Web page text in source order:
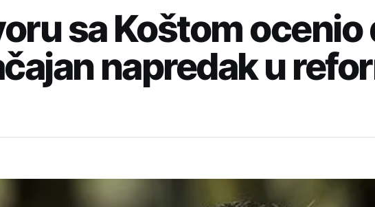
sa Koštom ocenio
napredak u